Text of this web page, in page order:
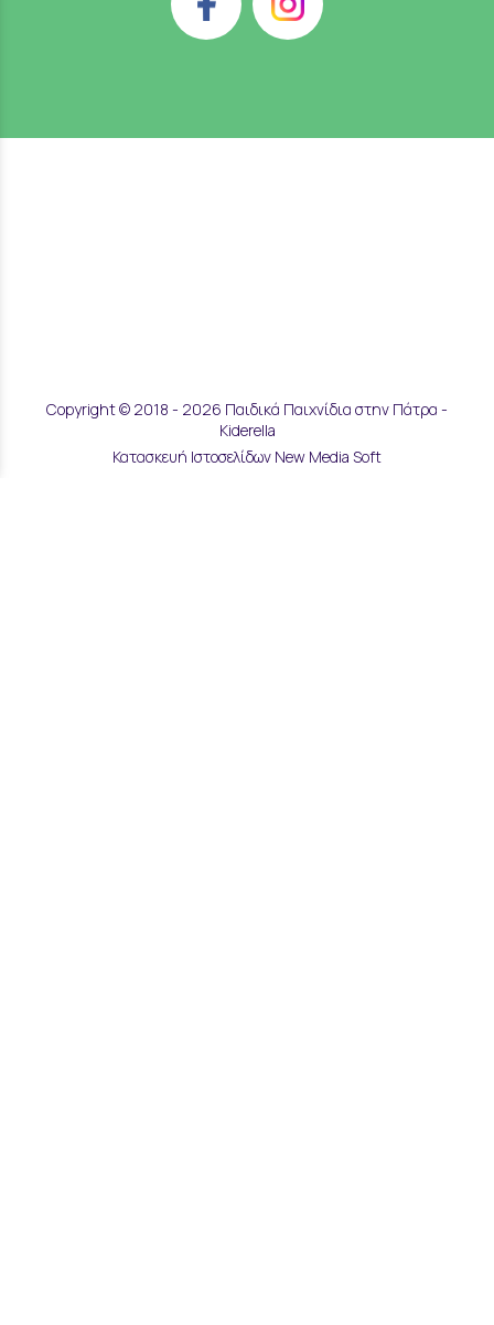
Αποστολές & Επιστροφές
Copyright © 2018 - 2026 Παιδικά Παιχνίδια στην Πάτρα -
Kiderella
Κατασκευή Ιστοσελίδων New Media Soft